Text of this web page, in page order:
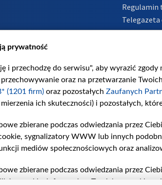
Regulamin
Telegazeta
Informacje
prywatność
i przechodzę do serwisu", aby wyrazić
oraz na przetwarzanie
(1201 firm) oraz pozostałych Zaufanych
ich skuteczności) i pozostałych,
zbierane podczas odwiedzania przez
sygnalizatory WWW lub innych
mediów społecznościowych oraz
zbierane podczas odwiedzania przez
cookie, informacje o Twoich